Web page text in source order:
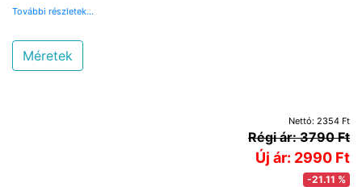
További részletek...
Méretek
Nettó: 2354 Ft
Régi ár: 3790 Ft
Új ár: 2990 Ft
-21.11 %